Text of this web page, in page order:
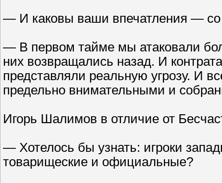
— И каковы ваши впечатления — со
— В первом тайме мы атаковали
них возвращались назад. И
представляли реальную угрозу. И
предельно внимательными и
Игорь Шалимов в отличие от
— Хотелось бы узнать: игроки
товарищеские и официальные?